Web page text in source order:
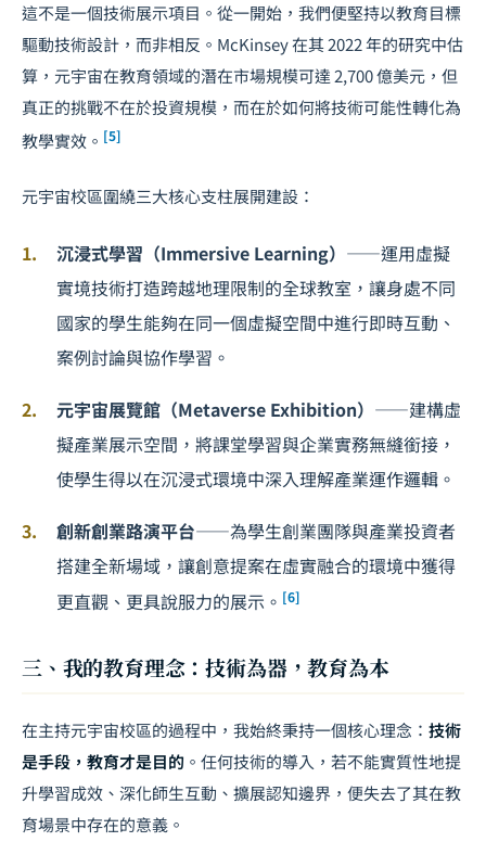
這不是一個技術展示項目。從一開始，我們便堅持以教育目標
驅動技術設計，而非相反。McKinsey 在其 2022 年的研究中估
算，元宇宙在教育領域的潛在市場規模可達 2,700 億美元，但
真正的挑戰不在於投資規模，而在於如何將技術可能性轉化為
教學實效。 [5]
元宇宙校區圍繞三大核心支柱展開建設：
沉浸式學習（Immersive Learning） ——運用虛擬
實境技術打造跨越地理限制的全球教室，讓身處不同
國家的學生能夠在同一個虛擬空間中進行即時互動、
案例討論與協作學習。
元宇宙展覽館（Metaverse Exhibition） ——建構虛
擬產業展示空間，將課堂學習與企業實務無縫銜接，
使學生得以在沉浸式環境中深入理解產業運作邏輯。
創新創業路演平台——為學生創業團隊與產業投資者
搭建全新場域，讓創意提案在虛實融合的環境中獲得
更直觀、更具說服力的展示。 [6]
三、我的教育理念：技術為器，教育為本
在主持元宇宙校區的過程中，我始終秉持一個核心理念： 技術
是手段，教育才是目的 。任何技術的導入，若不能實質性地提
升學習成效、深化師生互動、擴展認知邊界，便失去了其在教
育場景中存在的意義。